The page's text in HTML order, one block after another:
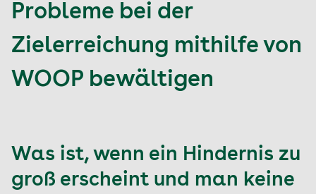
Probleme bei der
Zielerreichung mithilfe von
WOOP bewältigen
Was ist, wenn ein Hindernis zu
groß erscheint und man keine